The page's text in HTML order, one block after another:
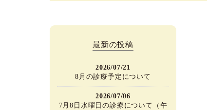
最新の投稿
2026/07/21
8月の診療予定について
2026/07/06
7月8日水曜日の診療について（午